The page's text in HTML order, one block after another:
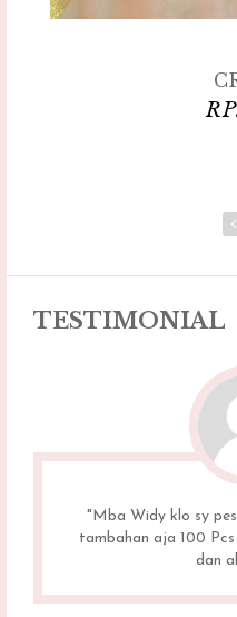
TESTIMONIAL
"Mba Widy klo sy
tambahan aja 100
dan